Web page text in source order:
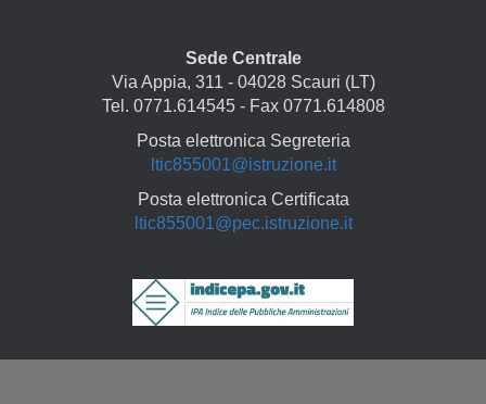
Sede Centrale
Via Appia, 311 - 04028 Scauri (LT)
Tel. 0771.614545 - Fax 0771.614808
Posta elettronica Segreteria
ltic855001@istruzione.it
Posta elettronica Certificata
ltic855001@pec.istruzione.it